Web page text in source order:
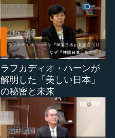
ラフカディオ・ハーンが
解明した「美しい日本」
の秘密と未来